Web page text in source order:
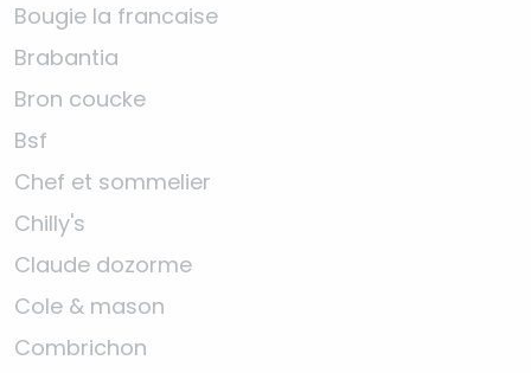
Bougie la francaise
Brabantia
Bron coucke
Bsf
Chef et sommelier
Chilly's
Claude dozorme
Cole & mason
Combrichon